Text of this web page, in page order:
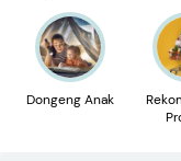
Dongeng Anak